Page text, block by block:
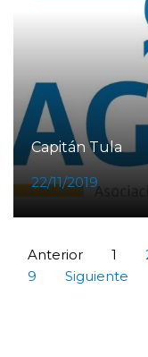
Capitán Tula
22/11/2019
Anterior 1
9
Siguiente